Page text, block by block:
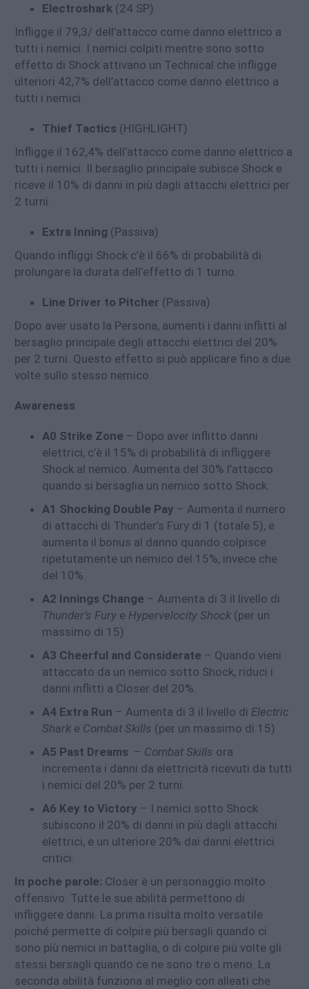
Electroshark (24 SP)
Infligge il 79,3/ dell’attacco come danno elettrico a
tutti i nemici. I nemici colpiti mentre sono sotto
effetto di Shock attivano un Technical che infligge
ulteriori 42,7% dell’attacco come danno elettrico a
tutti i nemici.
Thief Tactics (HIGHLIGHT)
Infligge il 162,4% dell’attacco come danno elettrico a
tutti i nemici. Il bersaglio principale subisce Shock e
riceve il 10% di danni in più dagli attacchi elettrici per
2 turni.
Extra Inning (Passiva)
Quando infliggi Shock c’è il 66% di probabilità di
prolungare la durata dell’effetto di 1 turno.
Line Driver to Pitcher (Passiva)
Dopo aver usato la Persona, aumenti i danni inflitti al
bersaglio principale degli attacchi elettrici del 20%
per 2 turni. Questo effetto si può applicare fino a due
volte sullo stesso nemico.
Awareness
A0 Strike Zone – Dopo aver inflitto danni
elettrici, c’è il 15% di probabilità di infliggere
Shock al nemico. Aumenta del 30% l’attacco
quando si bersaglia un nemico sotto Shock.
A1 Shocking Double Pay – Aumenta il numero
di attacchi di Thunder’s Fury di 1 (totale 5), e
aumenta il bonus al danno quando colpisce
ripetutamente un nemico del 15%, invece che
del 10%.
A2 Innings Change – Aumenta di 3 il livello di
Thunder’s Fury e Hypervelocity Shock (per un
massimo di 15)
A3 Cheerful and Considerate – Quando vieni
attaccato da un nemico sotto Shock, riduci i
danni inflitti a Closer del 20%.
A4 Extra Run – Aumenta di 3 il livello di Electric
Shark e Combat Skills (per un massimo di 15)
A5 Past Dreams – Combat Skills ora
incrementa i danni da elettricità ricevuti da tutti
i nemici del 20% per 2 turni.
A6 Key to Victory – I nemici sotto Shock
subiscono il 20% di danni in più dagli attacchi
elettrici, e un ulteriore 20% dai danni elettrici
critici.
In poche parole: Closer è un personaggio molto
offensivo. Tutte le sue abilità permettono di
infliggere danni. La prima risulta molto versatile
poiché permette di colpire più bersagli quando ci
sono più nemici in battaglia, o di colpire più volte gli
stessi bersagli quando ce ne sono tre o meno. La
seconda abilità funziona al meglio con alleati che